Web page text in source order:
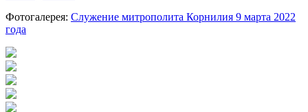
Фотогалерея: Служение митрополита Корнилия 9 марта 2022
года